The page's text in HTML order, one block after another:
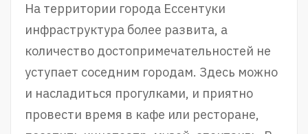
На территории города Ессентуки
инфраструктура более развита, а
количество достопримечательностей не
уступает соседним городам. Здесь можно
и насладиться прогулками, и приятно
провести время в кафе или ресторане,